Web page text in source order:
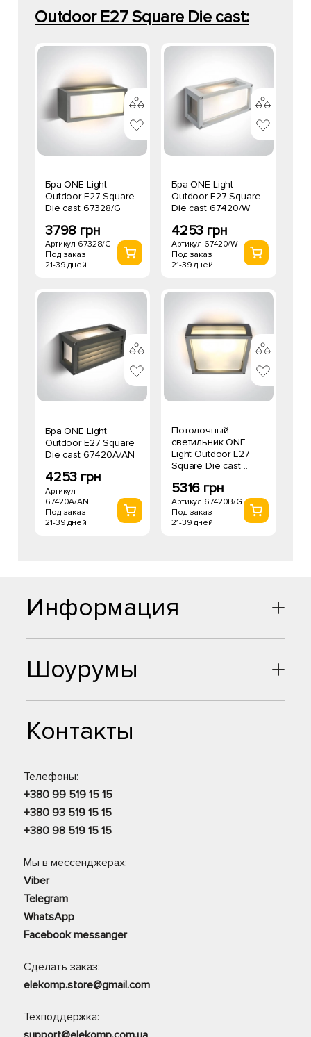
Outdoor E27 Square Die cast:
Бра ONE Light
Outdoor E27 Square
Die cast 67328/G
3798 грн
Артикул 67328/G
Под заказ
21-39 дней
Бра ONE Light
Outdoor E27 Square
Die cast 67420/W
4253 грн
Артикул 67420/W
Под заказ
21-39 дней
Бра ONE Light
Outdoor E27 Square
Die cast 67420A/AN
4253 грн
Артикул
67420A/AN
Под заказ
21-39 дней
Потолочный
светильник ONE
Light Outdoor E27
Square Die cast ..
5316 грн
Артикул 67420B/G
Под заказ
21-39 дней
Шоурумы
Контакты
Телефоны:
+380 99 519 15 15
+380 93 519 15 15
+380 98 519 15 15
Мы в мессенджерах:
Viber
Telegram
WhatsApp
Facebook messanger
Сделать заказ:
elekomp.store@gmail.com
Техподдержка:
Информация